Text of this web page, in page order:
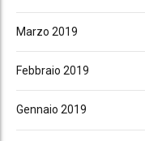
Marzo 2019
Febbraio 2019
Gennaio 2019